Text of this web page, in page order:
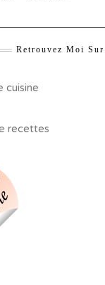
Retrouvez Moi Sur